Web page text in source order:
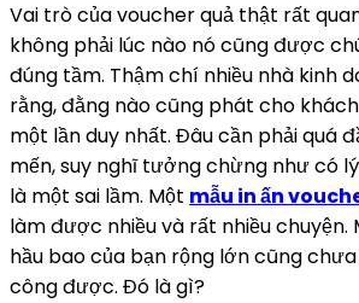
Vai trò của voucher quả thật rất
không phải lúc nào nó cũng được
đúng tầm. Thậm chí nhiều nhà kinh
rằng, đằng nào cũng phát cho
một lần duy nhất. Đâu cần phải quá
mến, suy nghĩ tưởng chừng như có
là một sai lầm. Một mẫu in ấn
làm được nhiều và rất nhiều chuyện.
hầu bao của bạn rộng lớn cũng
công được. Đó là gì?